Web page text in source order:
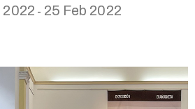
2022 - 25 Feb 2022